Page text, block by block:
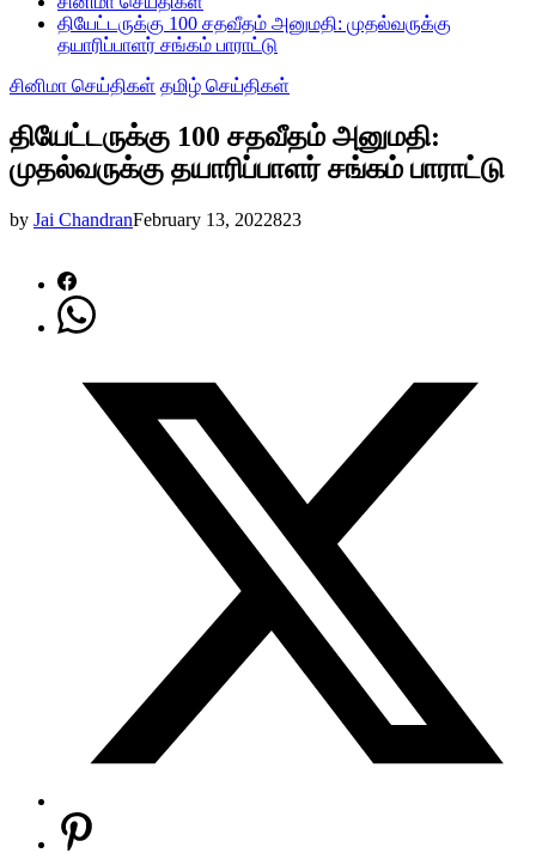
தியேட்டருக்கு 100 சதவீதம் அனுமதி: முதல்வருக்கு
தயாரிப்பாளர் சங்கம் பாராட்டு
சினிமா செய்திகள் தமிழ் செய்திகள்
தியேட்டருக்கு 100 சதவீதம் அனுமதி:
முதல்வருக்கு தயாரிப்பாளர் சங்கம் பாராட்டு
by Jai ChandranFebruary 13, 2022823